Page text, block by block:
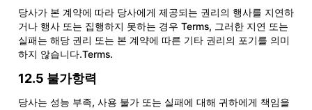
당사가 본 계약에 따라 당사에게 제공되는 권리의 행사를 지연하
거나 행사 또는 집행하지 못하는 경우 Terms, 그러한 지연 또는
실패는 해당 권리 또는 본 계약에 따른 기타 권리의 포기를 의미
하지 않습니다.Terms.
12.5 불가항력
당사는 성능 부족, 사용 불가 또는 실패에 대해 귀하에게 책임을